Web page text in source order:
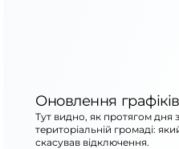
Оновлення
Тут видно, як протягом дня
територіальній громаді:
скасував відключення.